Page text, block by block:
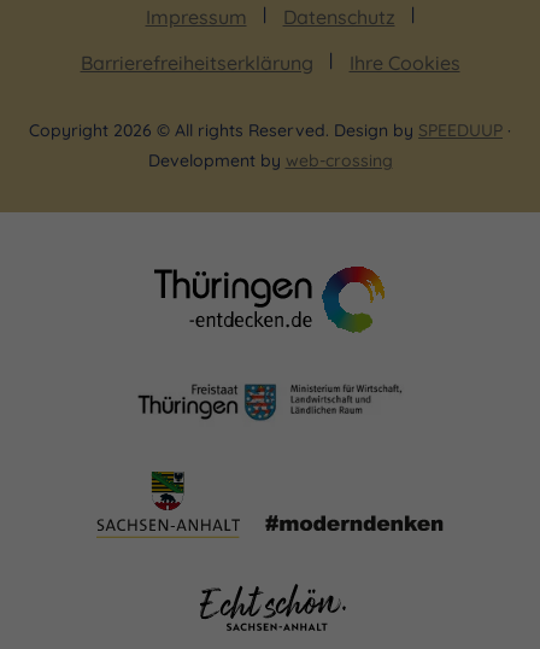
Impressum
Datenschutz
Barrierefreiheitserklärung
Ihre Cookies
Copyright 2026 © All rights Reserved. Design by SPEEDUUP ·
Development by web-crossing